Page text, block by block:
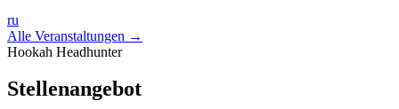
ru
Alle Veranstaltungen →
Hookah Headhunter
Stellenangebot